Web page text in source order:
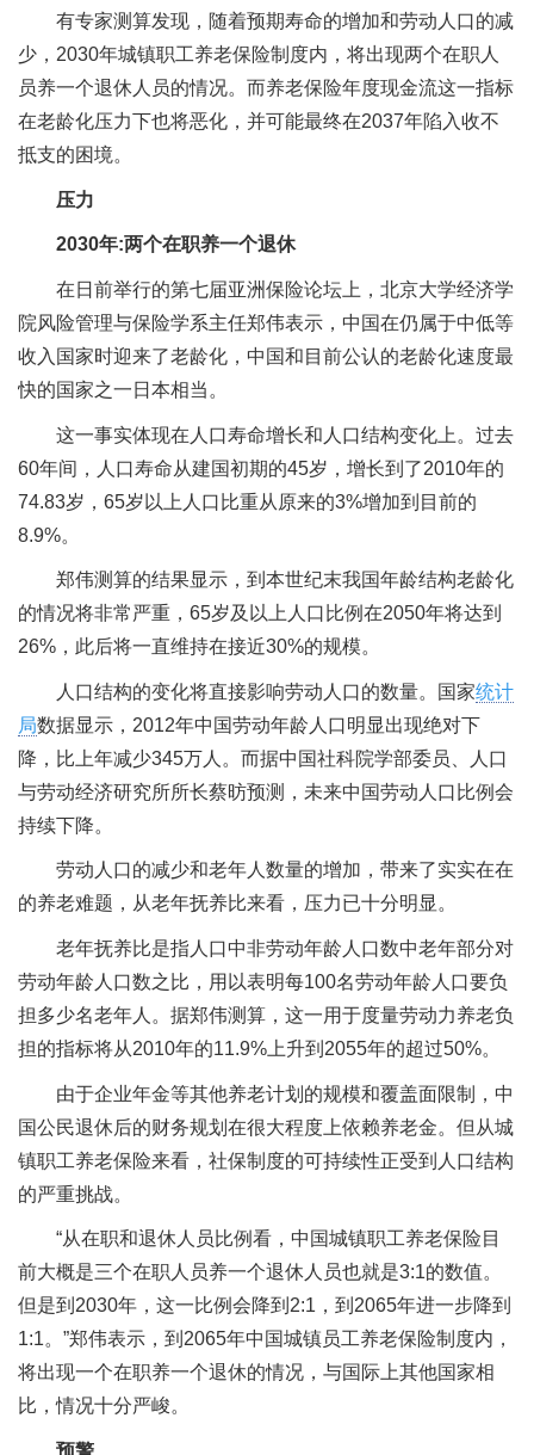
有专家测算发现，随着预期寿命的增加和劳动人口的减
少，2030年城镇职工养老保险制度内，将出现两个在职人
员养一个退休人员的情况。而养老保险年度现金流这一指标
在老龄化压力下也将恶化，并可能最终在2037年陷入收不
抵支的困境。
压力
2030年:两个在职养一个退休
在日前举行的第七届亚洲保险论坛上，北京大学经济学
院风险管理与保险学系主任郑伟表示，中国在仍属于中低等
收入国家时迎来了老龄化，中国和目前公认的老龄化速度最
快的国家之一日本相当。
这一事实体现在人口寿命增长和人口结构变化上。过去
60年间，人口寿命从建国初期的45岁，增长到了2010年的
74.83岁，65岁以上人口比重从原来的3%增加到目前的
8.9%。
郑伟测算的结果显示，到本世纪末我国年龄结构老龄化
的情况将非常严重，65岁及以上人口比例在2050年将达到
26%，此后将一直维持在接近30%的规模。
人口结构的变化将直接影响劳动人口的数量。国家统计
局数据显示，2012年中国劳动年龄人口明显出现绝对下
降，比上年减少345万人。而据中国社科院学部委员、人口
与劳动经济研究所所长蔡昉预测，未来中国劳动人口比例会
持续下降。
劳动人口的减少和老年人数量的增加，带来了实实在在
的养老难题，从老年抚养比来看，压力已十分明显。
老年抚养比是指人口中非劳动年龄人口数中老年部分对
劳动年龄人口数之比，用以表明每100名劳动年龄人口要负
担多少名老年人。据郑伟测算，这一用于度量劳动力养老负
担的指标将从2010年的11.9%上升到2055年的超过50%。
由于企业年金等其他养老计划的规模和覆盖面限制，中
国公民退休后的财务规划在很大程度上依赖养老金。但从城
镇职工养老保险来看，社保制度的可持续性正受到人口结构
的严重挑战。
“从在职和退休人员比例看，中国城镇职工养老保险目
前大概是三个在职人员养一个退休人员也就是3:1的数值。
但是到2030年，这一比例会降到2:1，到2065年进一步降到
1:1。”郑伟表示，到2065年中国城镇员工养老保险制度内，
将出现一个在职养一个退休的情况，与国际上其他国家相
比，情况十分严峻。
预警